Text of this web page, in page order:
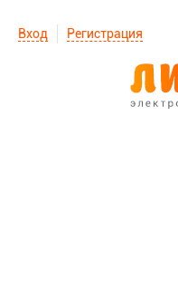
Вход Регистрация